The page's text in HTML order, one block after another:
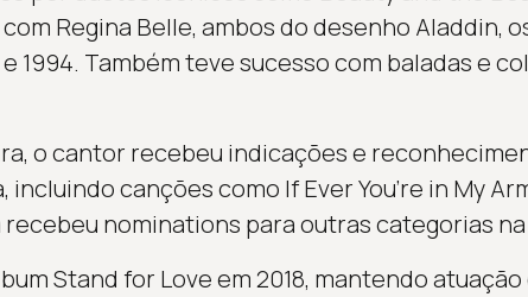
Regina Belle, ambos do desenho Aladdin,
e 1994. Também teve sucesso com baladas e
o cantor recebeu indicações e
canções como If Ever You’re in My
recebeu nominations para outras categorias
Stand for Love em 2018, mantendo